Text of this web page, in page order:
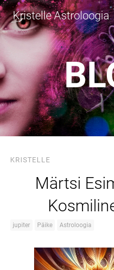
Kristelle Astroloogia
KRISTELLE
Märtsi
jupiter Päike Astroloogia